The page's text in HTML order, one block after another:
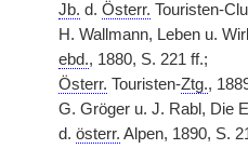
Jb. d. Österr. Touristen-
H. Wallmann, Leben u.
ebd., 1880, S. 221 ff.;
Österr. Touristen-Ztg.,
G. Gröger u. J. Rabl, Die
d. österr. Alpen, 1890, S.